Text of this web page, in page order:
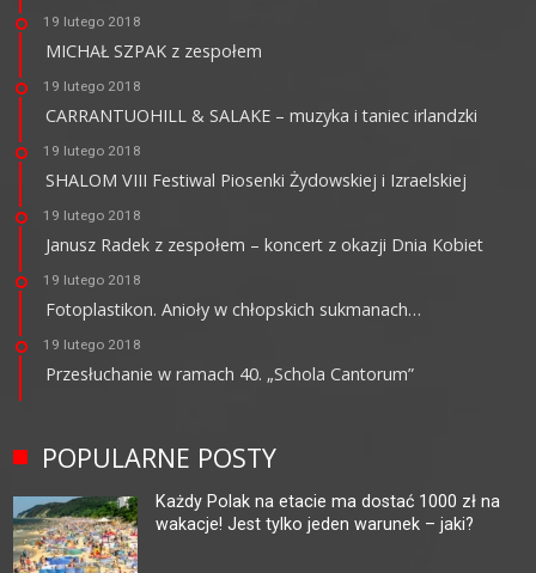
19 lutego 2018
MICHAŁ SZPAK z zespołem
19 lutego 2018
CARRANTUOHILL & SALAKE – muzyka i taniec irlandzki
19 lutego 2018
SHALOM VIII Festiwal Piosenki Żydowskiej i Izraelskiej
19 lutego 2018
Janusz Radek z zespołem – koncert z okazji Dnia Kobiet
19 lutego 2018
Fotoplastikon. Anioły w chłopskich sukmanach…
19 lutego 2018
Przesłuchanie w ramach 40. „Schola Cantorum”
POPULARNE POSTY
Każdy Polak na etacie ma dostać 1000 zł na
wakacje! Jest tylko jeden warunek – jaki?